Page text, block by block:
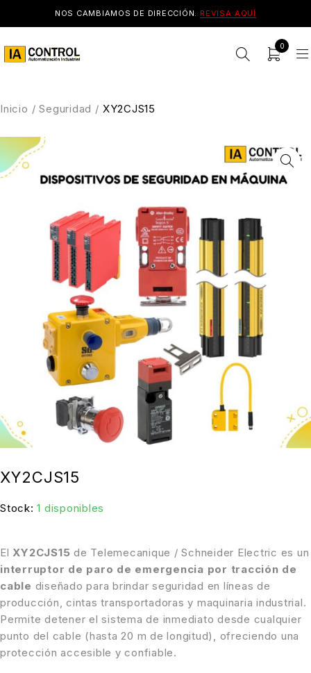
NOS CAMBIAMOS DE DIRECCIÓN. REVISA AQUÍ
0
Inicio / Seguridad / XY2CJS15
XY2CJS15
Stock: 1 disponibles
El XY2CJS15 de Telemecanique / Schneider Electric es un
interruptor de paro de emergencia por tracción de
cable diseñado para brindar seguridad en líneas de
producción, cintas transportadoras y maquinaria industrial.
Permite detener el sistema de inmediato desde cualquier
punto del cable (hasta 20 m de longitud), ofreciendo una
protección accesible y confiable.